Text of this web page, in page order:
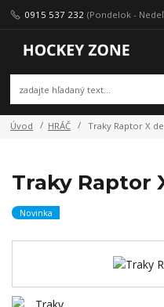
0915 537 232 (Pondelok -
Úvod HRÁČ Traky Raptor X
Traky Raptor
Novinka